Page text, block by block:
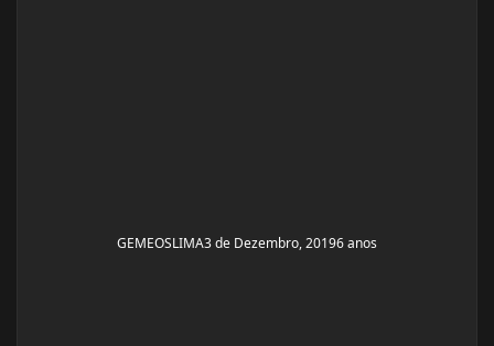
GEMEOSLIMA3 de Dezembro, 20196 anos